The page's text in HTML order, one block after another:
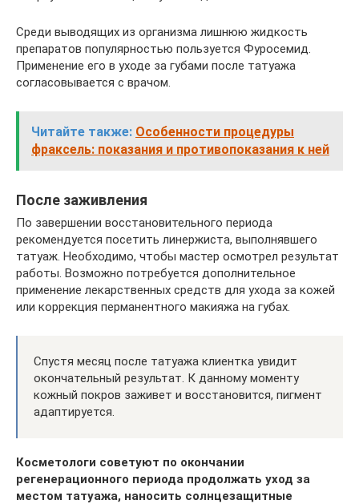
Среди выводящих из организма лишнюю жидкость
препаратов популярностью пользуется Фуросемид.
Применение его в уходе за губами после татуажа
согласовывается с врачом.
Читайте также: Особенности процедуры
фраксель: показания и противопоказания к ней
После заживления
По завершении восстановительного периода
рекомендуется посетить линержиста, выполнявшего
татуаж. Необходимо, чтобы мастер осмотрел результат
работы. Возможно потребуется дополнительное
применение лекарственных средств для ухода за кожей
или коррекция перманентного макияжа на губах.
Спустя месяц после татуажа клиентка увидит
окончательный результат. К данному моменту
кожный покров заживет и восстановится, пигмент
адаптируется.
Косметологи советуют по окончании
регенерационного периода продолжать уход за
местом татуажа, наносить солнцезащитные